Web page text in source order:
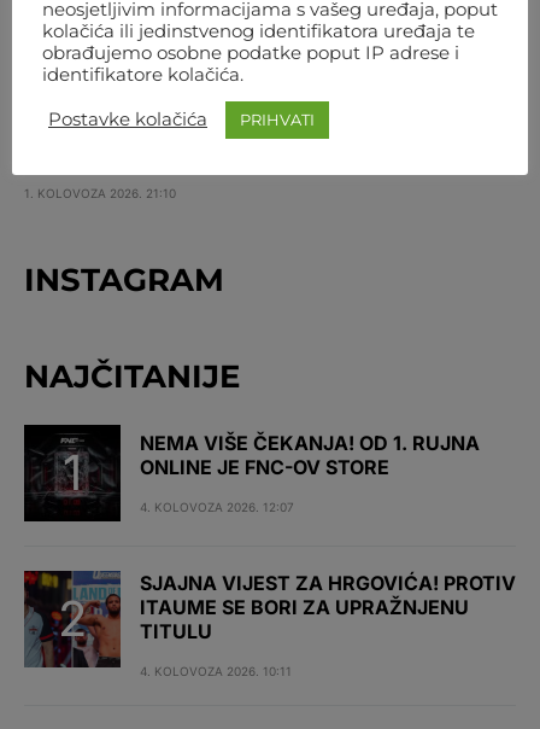
NOKAUT IZ SNOVA! UROŠ MEDIĆ ZA 30 SEKUNDI
NOKAUTIRAO RODRIGUEZA
1. KOLOVOZA 2026. 21:37
STIRLING I DALJE NEPORAŽEN! NOKAUTIRAO
1. KOLOVOZA 2026. 21:10
INSTAGRAM
NAJČITANIJE
NEMA VIŠE ČEKANJA! OD 1. RUJNA
ONLINE JE FNC-OV STORE
4. KOLOVOZA 2026. 12:07
SJAJNA VIJEST ZA HRGOVIĆA! PROTIV
ITAUME SE BORI ZA UPRAŽNJENU
TITULU
4. KOLOVOZA 2026. 10:11
neosjetljivim informacijama s vašeg uređaja, poput
kolačića ili jedinstvenog identifikatora uređaja te
obrađujemo osobne podatke poput IP adrese i
identifikatore kolačića.
Postavke kolačića PRIHVATI